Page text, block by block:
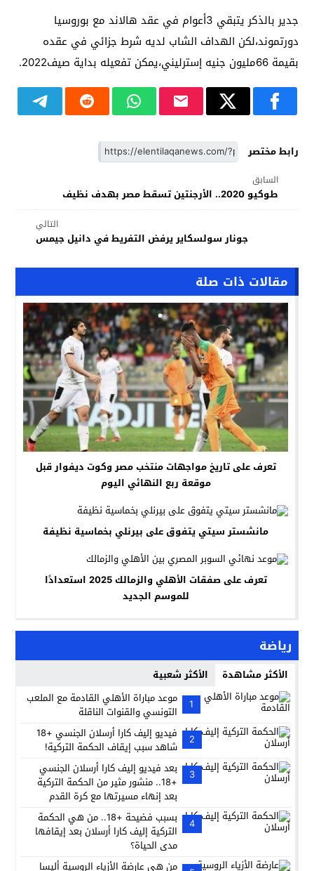
جدير بالذكر يتبقي 3أعوام في عقد هالاند مع بوروسيا
دورتموند،لكن الهداف الشاب لديه شرط جزائي في عقده
بقيمة 66مليون جنيه إسترليني،يمكن تفعيله بداية صيف2022.
رابط مختصر
السابق
طوكيو 2020.. الأرجنتين تسقط مصر بهدف نظيف
التالي
جونار سولسكاير يرفض التفريط في دانيل جيمس
مقالات ذات صلة
تعرف على تاريخ مواجهات منتخب مصر وكوت ديفوار قبل
موقعة ربع النهائي اليوم
مانشستر سيتي يتفوق على بيرنلي بخماسية نظيفة
تعرف على صفقات الأهلي والزمالك 2025 استعدادًا
للموسم الجديد
رياضة
الأكثر مشاهدة
الأكثر شعبية
1
موعد مباراة الأهلي القادمة مع الملعب
التونسي والقنوات الناقلة
2
فيديو إليف كارا أرسلان الجنسي +18
شاهد سبب إيقاف الحكمة التركية!
3
بعد فيديو إليف كارا أرسلان الجنسي
+18.. منشور مثير من الحكمة التركية
بعد إنهاء مسيرتها مع كرة القدم
4
بسبب فضيحة +18.. من هي الحكمة
التركية إليف كارا أرسلان بعد إيقافها
مدى الحياة؟
من هي عارضة الأزياء الروسية أليسا